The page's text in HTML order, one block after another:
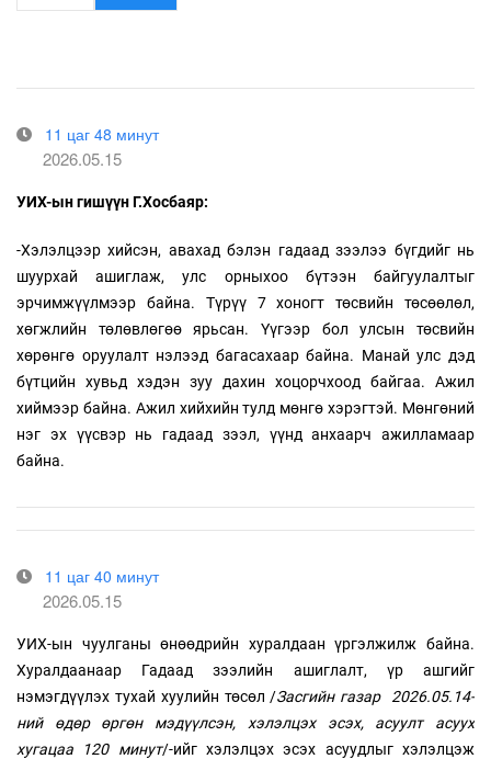
11 цаг 48 минут
2026.05.15
УИХ-ын гишүүн Г.Хосбаяр:
-Хэлэлцээр хийсэн, авахад бэлэн гадаад зээлээ бүгдийг нь
шуурхай ашиглаж, улс орныхоо бүтээн байгуулалтыг
эрчимжүүлмээр байна. Түрүү 7 хоногт төсвийн төсөөлөл,
хөгжлийн төлөвлөгөө ярьсан. Үүгээр бол улсын төсвийн
хөрөнгө оруулалт нэлээд багасахаар байна. Манай улс дэд
бүтцийн хувьд хэдэн зуу дахин хоцорчхоод байгаа. Ажил
хиймээр байна. Ажил хийхийн тулд мөнгө хэрэгтэй. Мөнгөний
нэг эх үүсвэр нь гадаад зээл, үүнд анхаарч ажилламаар
байна.
11 цаг 40 минут
2026.05.15
УИХ-ын чуулганы өнөөдрийн хуралдаан үргэлжилж байна.
Хуралдаанаар Гадаад зээлийн ашиглалт, үр ашгийг
нэмэгдүүлэх тухай хуулийн төсөл /Засгийн газар 2026.05.14-
ний өдөр өргөн мэдүүлсэн, хэлэлцэх эсэх,
асуулт асуух
хугацаа 120 минут/-ийг хэлэлцэх эсэх асуудлыг хэлэлцэж